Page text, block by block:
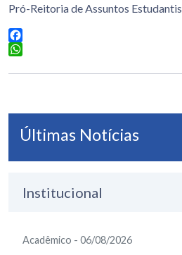
Pró-Reitoria de Assuntos Estudantis
Facebook
Últimas Notícias
Institucional
Acadêmico - 06/08/2026